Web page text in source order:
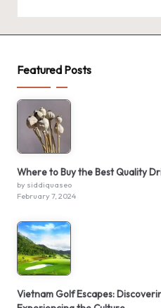
Featured Posts
Where to Buy the Best Quality
by siddiquaseo
February 7, 2024
Vietnam Golf Escapes: